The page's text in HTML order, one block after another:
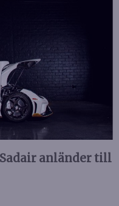
anländer till